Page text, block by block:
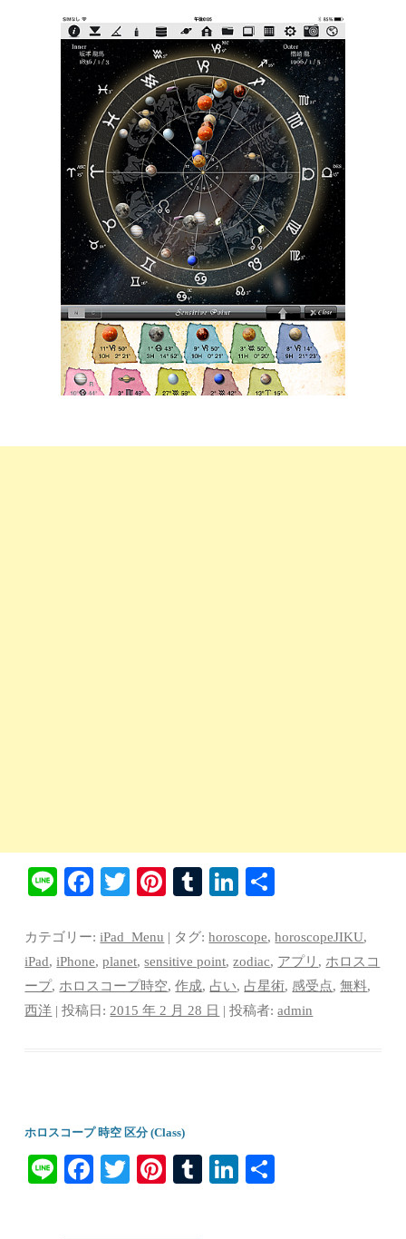
Li
Fa
bo
ok
T
tte
r
Pi
er
es
t
T
m
bl
r
Li
ed
In
カテゴリー:iPad_Menu | タグ:horoscope,horoscopeJIKU,
iPad,iPhone,planet,sensitive point,zodiac, アプリ ,ホロスコ
ープ,ホロスコープ時空,作成, 占い, 占星術, 感受点,無料,
西洋 | 投稿日:2015 年 2 月 28 日 |投稿者:admin
ホロスコープ 時空 区分 (Class)
Li
Fa T
Pi
T
Li